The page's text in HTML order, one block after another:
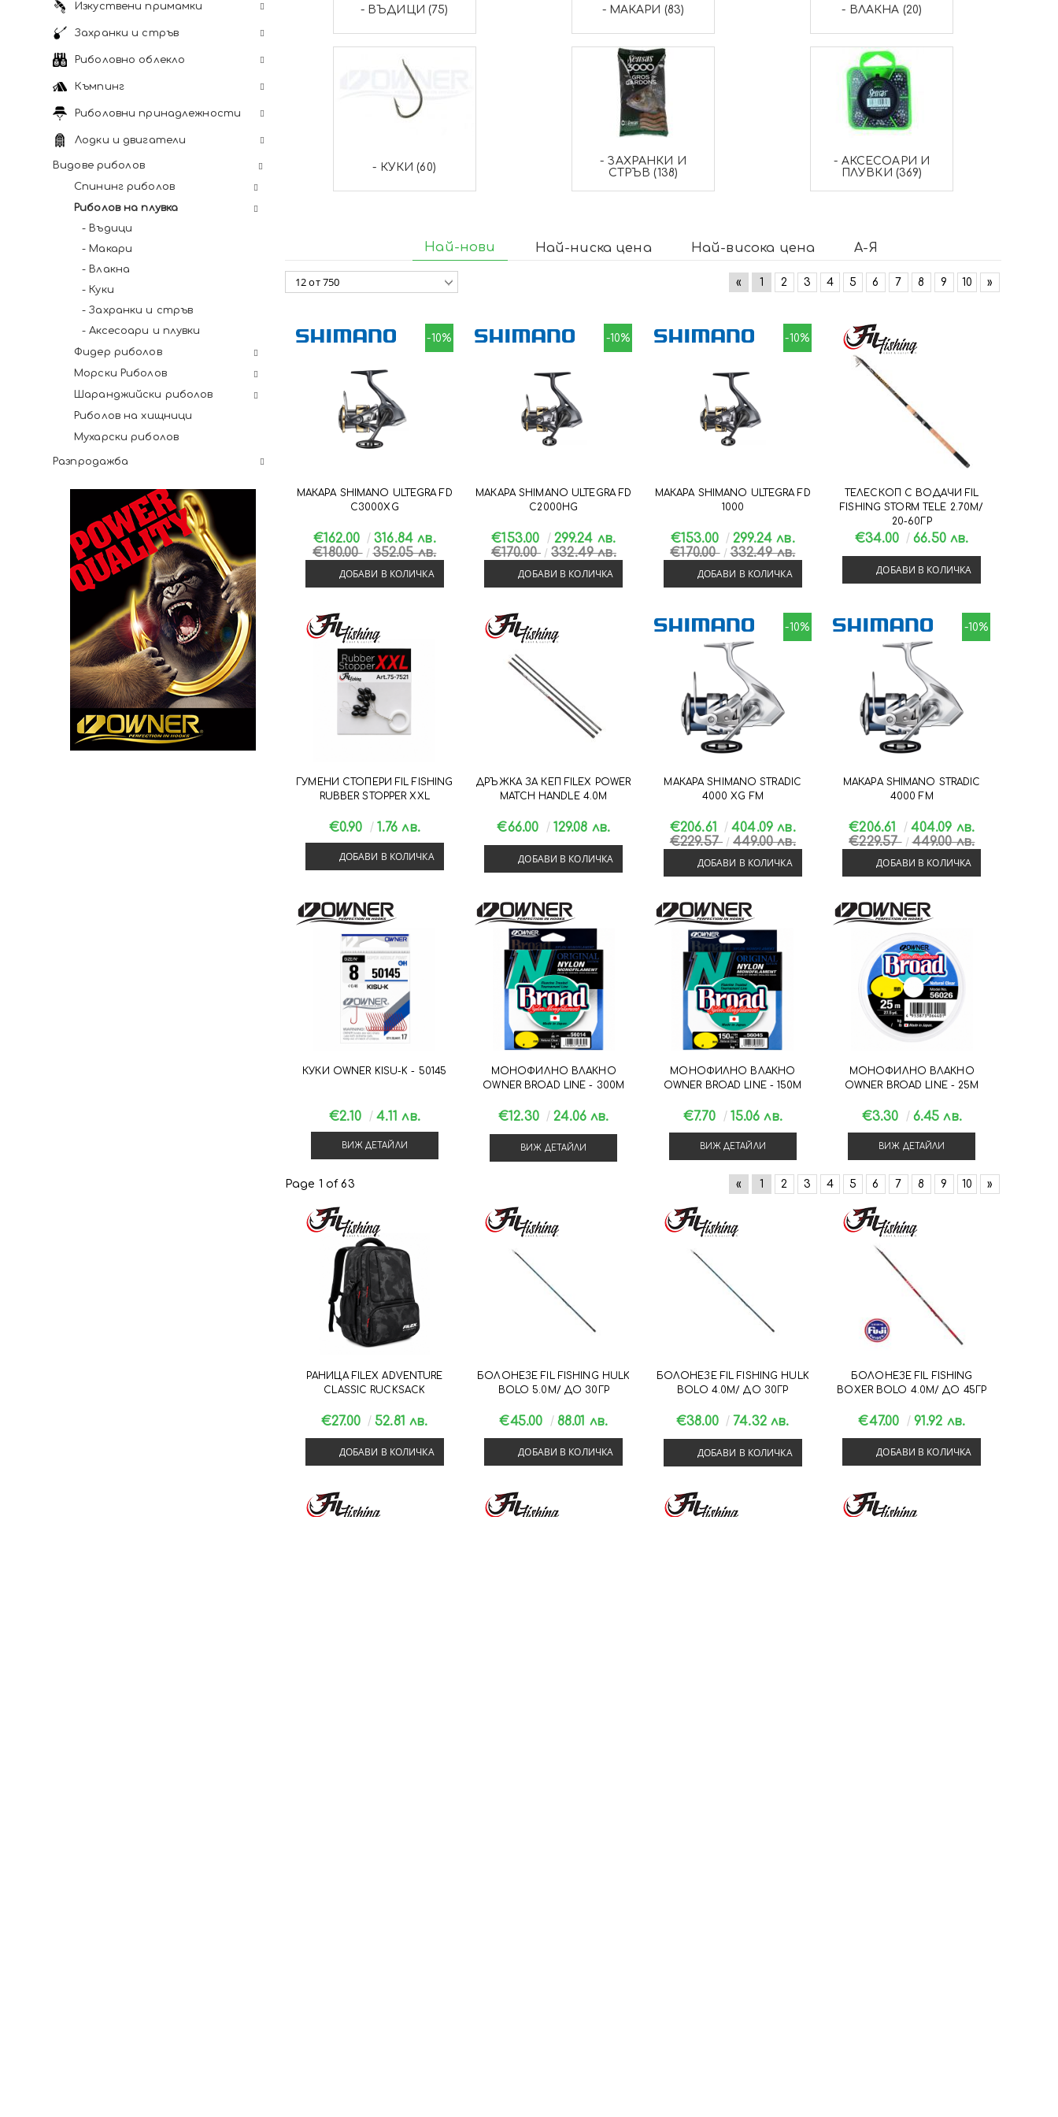
Изкуствени примамки
Захранки и стръв
Риболовно облекло
Къмпинг
Риболовни принадлежности
Лодки и двигатели
Видове риболов
Спининг риболов
Риболов на плувка
- Въдици
- Макари
- Влакна
- Куки
- Захранки и стръв
- Аксесоари и плувки
Фидер риболов
Морски Риболов
Шаранджийски риболов
Риболов на хищници
Мухарски риболов
Разпродажба
- ВЪДИЦИ (75) - МАКАРИ (83) - ВЛАКНА (20)
- КУКИ (60)
- ЗАХРАНКИ И
СТРЪВ (138)
- АКСЕСОАРИ И
ПЛУВКИ (369)
Най-нови Най-ниска цена Най-висока цена А-Я
« 1 2 3 4 5 6 7 8 9 10 »
-10%
МАКАРА SHIMANO ULTEGRA FD
C3000XG
€162.00
316.84 лв.
€180.00
352.05 лв.
ДОБАВИ В КОЛИЧКА
-10%
МАКАРА SHIMANO ULTEGRA FD
C2000HG
€153.00
299.24 лв.
€170.00
332.49 лв.
ДОБАВИ В КОЛИЧКА
-10%
МАКАРА SHIMANO ULTEGRA FD
1000
€153.00
299.24 лв.
€170.00
332.49 лв.
ДОБАВИ В КОЛИЧКА
ТЕЛЕСКОП С ВОДАЧИ FIL
FISHING STORM TELE 2.70М/
20-60ГР
€34.00 66.50 лв.
ДОБАВИ В КОЛИЧКА
ГУМЕНИ СТОПЕРИ FIL FISHING
RUBBER STOPPER XXL
€0.90 1.76 лв.
ДОБАВИ В КОЛИЧКА
ДРЪЖКА ЗА КЕП FILEX POWER
MATCH HANDLE 4.0М
€66.00 129.08 лв.
ДОБАВИ В КОЛИЧКА
-10%
МАКАРА SHIMANO STRADIC
4000 XG FM
€206.61
404.09 лв.
€229.57
449.00 лв.
ДОБАВИ В КОЛИЧКА
-10%
МАКАРА SHIMANO STRADIC
4000 FM
€206.61
404.09 лв.
€229.57
449.00 лв.
ДОБАВИ В КОЛИЧКА
КУКИ OWNER KISU-K - 50145
€2.10 4.11 лв.
ВИЖ ДЕТАЙЛИ
МОНОФИЛНО ВЛАКНО
OWNER BROAD LINE - 300М
€12.30 24.06 лв.
ВИЖ ДЕТАЙЛИ
МОНОФИЛНО ВЛАКНО
OWNER BROAD LINE - 150М
€7.70 15.06 лв.
ВИЖ ДЕТАЙЛИ
МОНОФИЛНО ВЛАКНО
OWNER BROAD LINE - 25М
€3.30 6.45 лв.
ВИЖ ДЕТАЙЛИ
Page 1 of 63 « 1 2 3 4 5 6 7 8 9 10 »
РАНИЦА FILEX ADVENTURE
CLASSIC RUCKSACK
€27.00 52.81 лв.
ДОБАВИ В КОЛИЧКА
БОЛОНЕЗЕ FIL FISHING HULK
BOLO 5.0М/ ДО 30ГР
€45.00 88.01 лв.
ДОБАВИ В КОЛИЧКА
БОЛОНЕЗЕ FIL FISHING HULK
BOLO 4.0М/ ДО 30ГР
€38.00 74.32 лв.
ДОБАВИ В КОЛИЧКА
БОЛОНЕЗЕ FIL FISHING
BOXER BOLO 4.0М/ ДО 45ГР
€47.00 91.92 лв.
ДОБАВИ В КОЛИЧКА